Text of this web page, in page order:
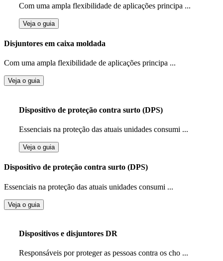
Com uma ampla flexibilidade de aplicações principa ...
Veja o guia
Disjuntores em caixa moldada
Com uma ampla flexibilidade de aplicações principa ...
Veja o guia
Dispositivo de proteção contra surto (DPS)
Essenciais na proteção das atuais unidades consumi ...
Veja o guia
Dispositivo de proteção contra surto (DPS)
Essenciais na proteção das atuais unidades consumi ...
Veja o guia
Dispositivos e disjuntores DR
Responsáveis por proteger as pessoas contra os cho ...